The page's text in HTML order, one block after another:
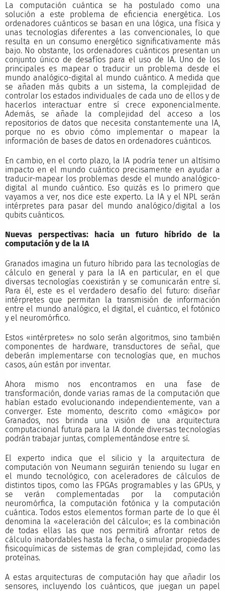
La computación cuántica se ha postulado como una
solución a este problema de eficiencia energética. Los
ordenadores cuánticos se basan en una lógica, una física y
unas tecnologías diferentes a las convencionales, lo que
resulta en un consumo energético significativamente más
bajo. No obstante, los ordenadores cuánticos presentan un
conjunto único de desafíos para el uso de IA. Uno de los
principales es mapear o traducir un problema desde el
mundo analógico-digital al mundo cuántico. A medida que
se añaden más qubits a un sistema, la complejidad de
controlar los estados individuales de cada uno de ellos y de
hacerlos interactuar entre sí crece exponencialmente.
Además, se añade la complejidad del acceso a los
repositorios de datos que necesita constantemente una IA,
porque no es obvio cómo implementar o mapear la
información de bases de datos en ordenadores cuánticos.
En cambio, en el corto plazo, la IA podría tener un altísimo
impacto en el mundo cuántico precisamente en ayudar a
traducir-mapear los problemas desde el mundo analógico-
digital al mundo cuántico. Eso quizás es lo primero que
vayamos a ver, nos dice este experto. La IA y el NPL serán
intérpretes para pasar del mundo analógico/digital a los
qubits cuánticos.
Nuevas perspectivas: hacia un futuro híbrido de la
computación y de la IA
Granados imagina un futuro híbrido para las tecnologías de
cálculo en general y para la IA en particular, en el que
diversas tecnologías coexistirán y se comunicarán entre sí.
Para él, este es el verdadero desafío del futuro: diseñar
intérpretes que permitan la transmisión de información
entre el mundo analógico, el digital, el cuántico, el fotónico
y el neuromórfico.
Estos «intérpretes» no solo serán algoritmos, sino también
componentes de hardware, transductores de señal, que
deberán implementarse con tecnologías que, en muchos
casos, aún están por inventar.
Ahora mismo nos encontramos en una fase de
transformación, donde varias ramas de la computación que
habían estado evolucionando independientemente, van a
converger. Este momento, descrito como «mágico» por
Granados, nos brinda una visión de una arquitectura
computacional futura para la IA donde diversas tecnologías
podrán trabajar juntas, complementándose entre sí.
El experto indica que el silicio y la arquitectura de
computación von Neumann seguirán teniendo su lugar en
el mundo tecnológico, con aceleradores de cálculos de
distintos tipos, como las FPGAs programables y las GPUs, y
se verán complementadas por la computación
neuromórfica, la computación fotónica y la computación
cuántica. Todos estos elementos forman parte de lo que él
denomina la «aceleración del cálculo«; es la combinación
de todas ellas las que nos permitirá afrontar retos de
cálculo inabordables hasta la fecha, o simular propiedades
fisicoquímicas de sistemas de gran complejidad, como las
proteínas.
A estas arquitecturas de computación hay que añadir los
sensores, incluyendo los cuánticos, que juegan un papel